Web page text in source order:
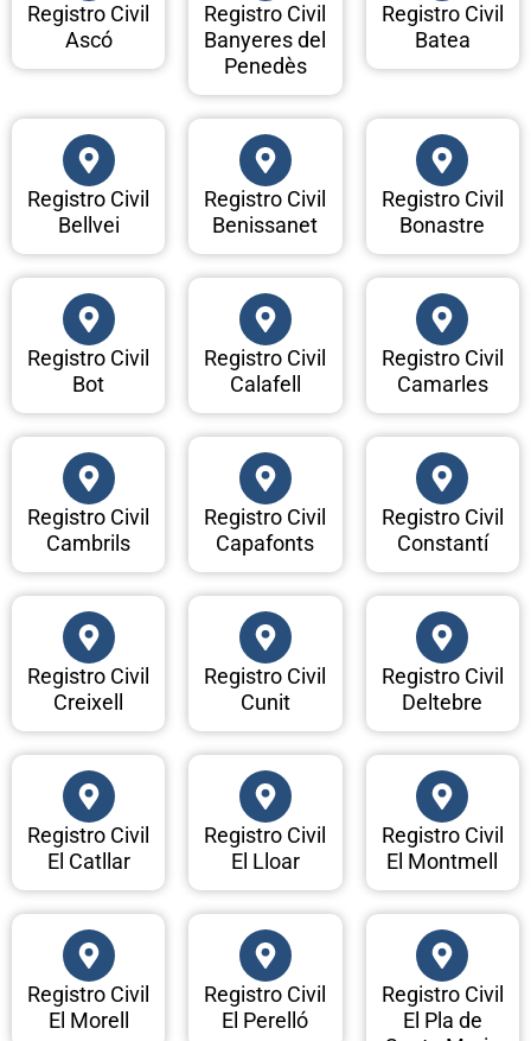
Registro Civil
Ascó
Registro Civil
Banyeres del
Penedès
Registro Civil
Batea
Registro Civil
Bellvei
Registro Civil
Benissanet
Registro Civil
Bonastre
Registro Civil
Bot
Registro Civil
Calafell
Registro Civil
Camarles
Registro Civil
Cambrils
Registro Civil
Capafonts
Registro Civil
Constantí
Registro Civil
Creixell
Registro Civil
Cunit
Registro Civil
Deltebre
Registro Civil
El Catllar
Registro Civil
El Lloar
Registro Civil
El Montmell
Registro Civil
El Morell
Registro Civil
El Perelló
Registro Civil
El Pla de